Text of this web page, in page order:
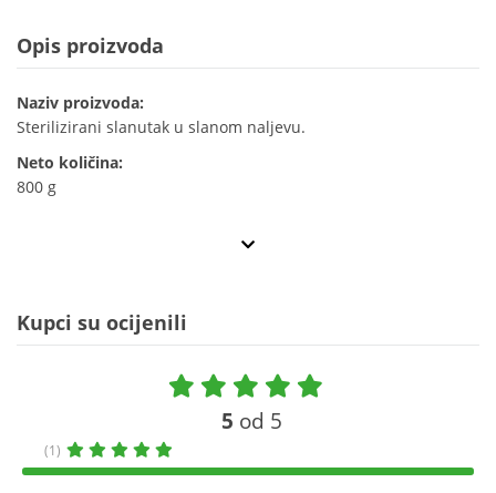
Opis proizvoda
Naziv proizvoda:
Sterilizirani slanutak u slanom naljevu.
Neto količina:
800 g
Kupci su ocijenili
5 od 5
(1)